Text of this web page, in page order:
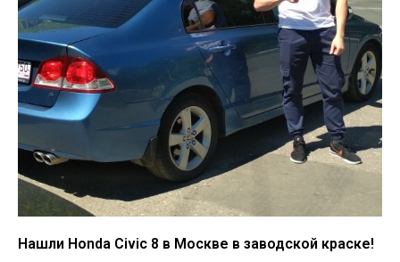
Нашли Honda Civic 8 в Москве в заводской краске!